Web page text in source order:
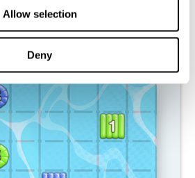
Allow selection
Deny
d'utiliser cette fonction cognitive, ce
dans nos activités quotidiennes.